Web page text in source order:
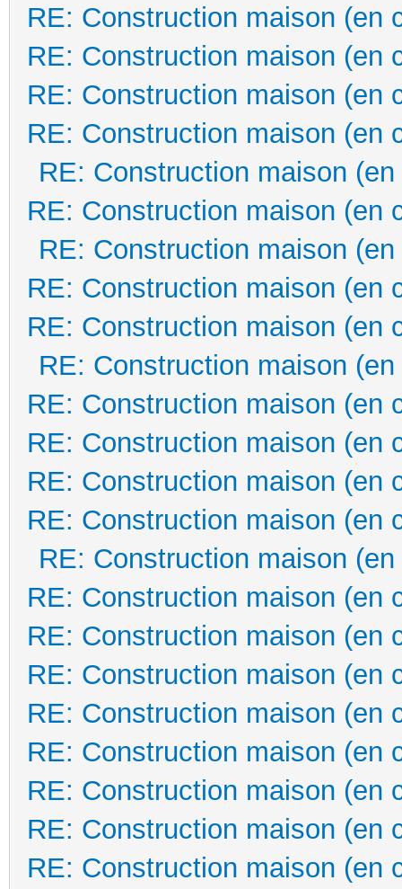
RE: Construction maison (en
RE: Construction maison (en
RE: Construction maison (en
RE: Construction maison (en
RE: Construction maison
RE: Construction maison (en
RE: Construction maison
RE: Construction maison (en
RE: Construction maison (en
RE: Construction maison
RE: Construction maison (en
RE: Construction maison (en
RE: Construction maison (en
RE: Construction maison (en
RE: Construction maison
RE: Construction maison (en
RE: Construction maison (en
RE: Construction maison (en
RE: Construction maison (en
RE: Construction maison (en
RE: Construction maison (en
RE: Construction maison (en
RE: Construction maison (en